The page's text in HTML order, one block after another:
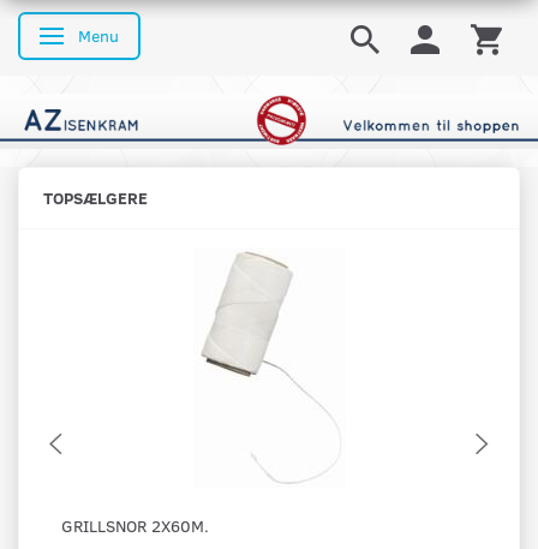
Skifte navigation
Menu
TOPSÆLGERE
GRILLSNOR 2X60M.